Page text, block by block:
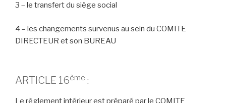
3 – le transfert du siège social
4 – les changements survenus au sein du COMITE
DIRECTEUR et son BUREAU
ARTICLE 16ème :
Le règlement intérieur est préparé par le COMITE